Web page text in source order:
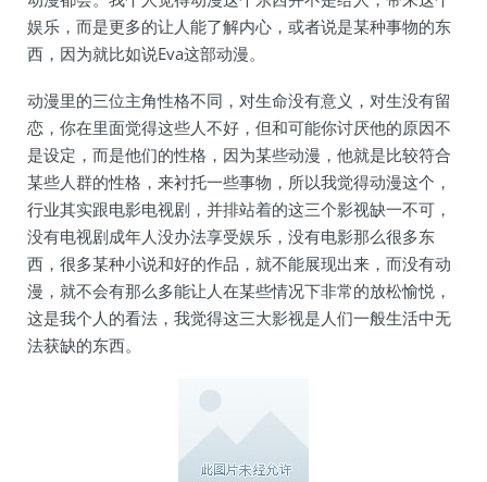
娱乐，而是更多的让人能了解内心，或者说是某种事物的东
西，因为就比如说Eva这部动漫。
动漫里的三位主角性格不同，对生命没有意义，对生没有留
恋，你在里面觉得这些人不好，但和可能你讨厌他的原因不
是设定，而是他们的性格，因为某些动漫，他就是比较符合
某些人群的性格，来衬托一些事物，所以我觉得动漫这个，
行业其实跟电影电视剧，并排站着的这三个影视缺一不可，
没有电视剧成年人没办法享受娱乐，没有电影那么很多东
西，很多某种小说和好的作品，就不能展现出来，而没有动
漫，就不会有那么多能让人在某些情况下非常的放松愉悦，
这是我个人的看法，我觉得这三大影视是人们一般生活中无
法获缺的东西。